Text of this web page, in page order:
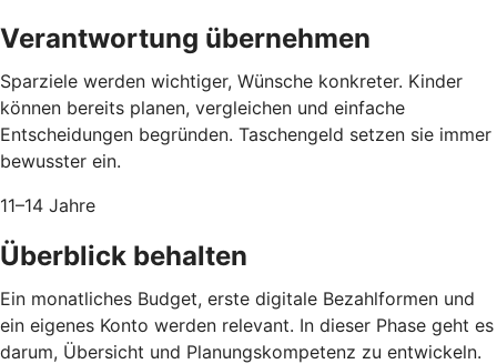
Verantwortung übernehmen
Sparziele werden wichtiger, Wünsche konkreter. Kinder
können bereits planen, vergleichen und einfache
Entscheidungen begründen. Taschengeld setzen sie immer
bewusster ein.
11–14 Jahre
Überblick behalten
Ein monatliches Budget, erste digitale Bezahlformen und
ein eigenes Konto werden relevant. In dieser Phase geht es
darum, Übersicht und Planungskompetenz zu entwickeln.